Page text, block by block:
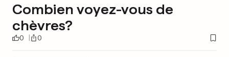
Combien voyez-vous de
chèvres?
0 0